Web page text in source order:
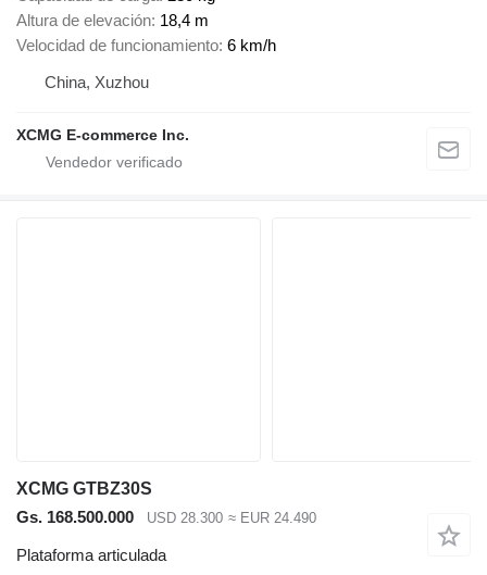
Altura de elevación 18,4 m
Velocidad de funcionamiento 6 km/h
China, Xuzhou
XCMG E-commerce Inc.
XCMG GTBZ30S
Gs. 168.500.000
USD 28.300 ≈ EUR 24.490
Plataforma articulada